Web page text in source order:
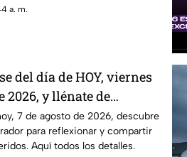
a. m.
del día de HOY, viernes
2026, y llénate de
estas palabras
7 de agosto de 2026, descubre
para reflexionar y compartir
Aquí todos los detalles.